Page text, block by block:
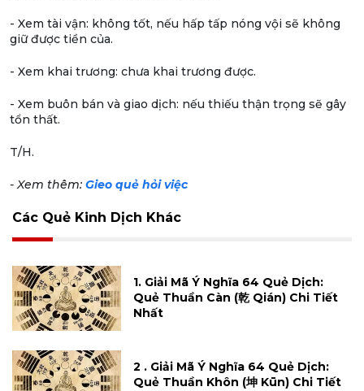
- Xem tài vận: không tốt, nếu hấp tấp nóng vội sẽ không
giữ được tiền của.
- Xem khai trương: chưa khai trương được.
- Xem buôn bán và giao dịch: nếu thiếu thận trọng sẽ gây
tổn thất.
T/H.
- Xem thêm: Gieo quẻ hỏi việc
Các Quẻ Kinh Dịch Khác
1. Giải Mã Ý Nghĩa 64 Quẻ Dịch:
Quẻ Thuần Càn (乾 Qián) Chi Tiết
Nhất
2 . Giải Mã Ý Nghĩa 64 Quẻ Dịch:
Quẻ Thuần Khôn (坤 Kūn) Chi Tiết